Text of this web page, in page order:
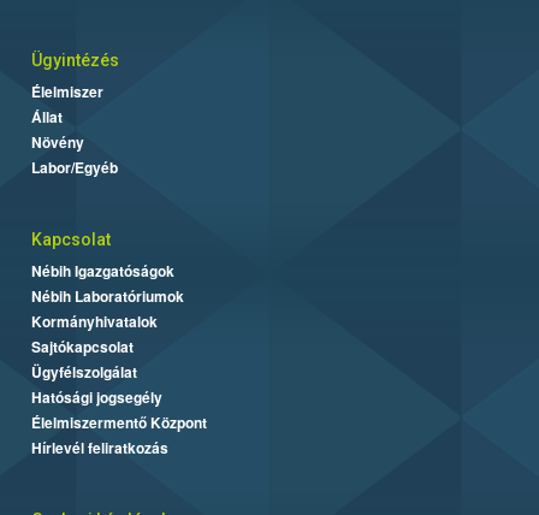
Ügyintézés
Élelmiszer
Állat
Növény
Labor/Egyéb
Kapcsolat
Nébih Igazgatóságok
Nébih Laboratóriumok
Kormányhivatalok
Sajtókapcsolat
Ügyfélszolgálat
Hatósági jogsegély
Élelmiszermentő Központ
Hírlevél feliratkozás